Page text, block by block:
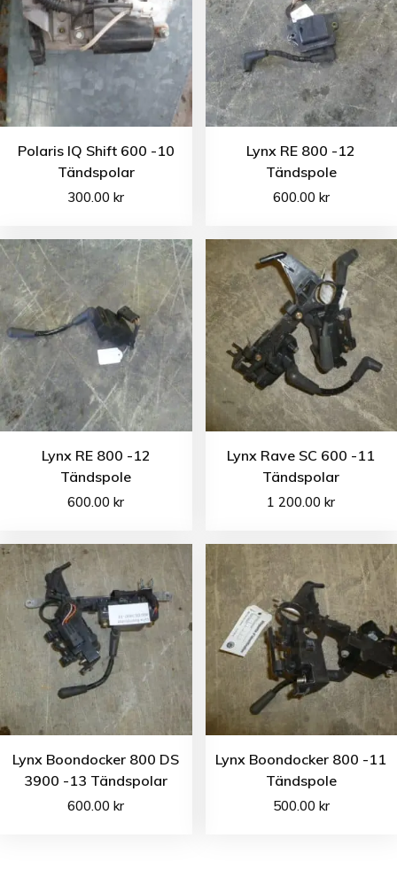
Polaris IQ Shift 600 -10
Tändspolar
300.00kr
Lynx RE 800 -12
Tändspole
600.00 kr
Lynx RE 800 -12
Tändspole
600.00kr
Lynx Rave SC 600 -11
Tändspolar
1 200.00kr
Lynx Boondocker 800 DS
3900 -13 Tändspolar
600.00kr
Lynx Boondocker 800 -11
Tändspole
500.00 kr